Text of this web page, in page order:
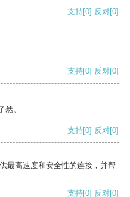
支持[0] 反对[0]
支持[0] 反对[0]
。
支持[0] 反对[0]
最高速度和安全性的连接，并帮
支持[0] 反对[0]